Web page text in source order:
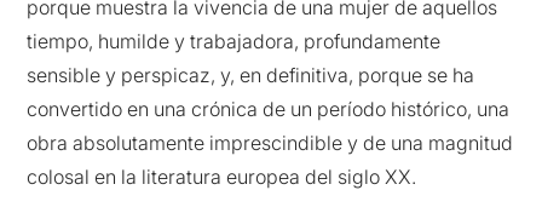
porque muestra la vivencia de una mujer de aquellos
tiempo, humilde y trabajadora, profundamente
sensible y perspicaz, y, en definitiva, porque se ha
convertido en una crónica de un período histórico, una
obra absolutamente imprescindible y de una magnitud
colosal en la literatura europea del siglo XX.